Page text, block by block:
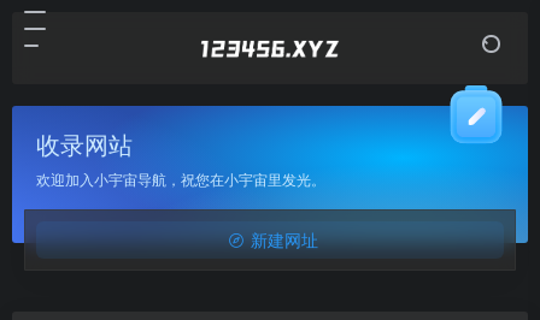
收录网站
欢迎加入小宇宙导航，祝您在小宇宙里发光。
新建网址